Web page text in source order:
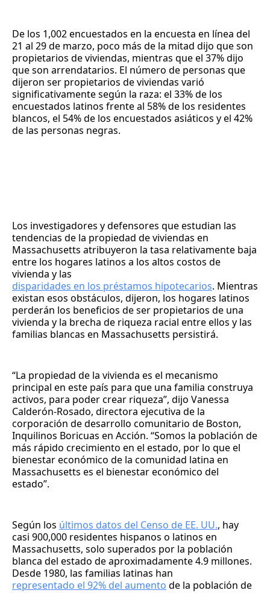
De los 1,002 encuestados en la encuesta en línea del
21 al 29 de marzo, poco más de la mitad dijo que son
propietarios de viviendas, mientras que el 37% dijo
que son arrendatarios. El número de personas que
dijeron ser propietarios de viviendas varió
significativamente según la raza: el 33% de los
encuestados latinos frente al 58% de los residentes
blancos, el 54% de los encuestados asiáticos y el 42%
de las personas negras.
Los investigadores y defensores que estudian las
tendencias de la propiedad de viviendas en
Massachusetts atribuyeron la tasa relativamente baja
entre los hogares latinos a los altos costos de
vivienda y las
disparidades en los préstamos hipotecarios. Mientras
existan esos obstáculos, dijeron, los hogares latinos
perderán los beneficios de ser propietarios de una
vivienda y la brecha de riqueza racial entre ellos y las
familias blancas en Massachusetts persistirá.
“La propiedad de la vivienda es el mecanismo
principal en este país para que una familia construya
activos, para poder crear riqueza”, dijo Vanessa
Calderón-Rosado, directora ejecutiva de la
corporación de desarrollo comunitario de Boston,
Inquilinos Boricuas en Acción. “Somos la población de
más rápido crecimiento en el estado, por lo que el
bienestar económico de la comunidad latina en
Massachusetts es el bienestar económico del
estado”.
Según los últimos datos del Censo de EE. UU., hay
casi 900,000 residentes hispanos o latinos en
Massachusetts, solo superados por la población
blanca del estado de aproximadamente 4.9 millones.
Desde 1980, las familias latinas han
representado el 92% del aumento de la población de